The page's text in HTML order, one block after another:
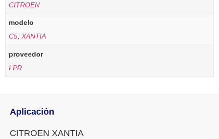
CITROEN
modelo
C5,XANTIA
proveedor
LPR
Aplicación
CITROEN XANTIA